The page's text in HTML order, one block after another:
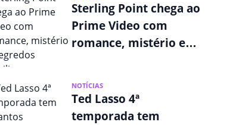
Sterling Point chega ao
Prime Video com
romance, mistério e
NOTÍCIAS
Ted Lasso 4ª
temporada tem